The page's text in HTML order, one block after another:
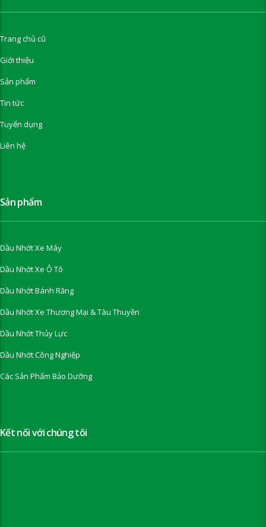
Trang chủ cũ
Giới thiệu
Sản phẩm
Tin tức
Tuyển dụng
Liên hệ
Sản phẩm
Dầu Nhớt Xe Máy
Dầu Nhớt Xe Ô Tô
Dầu Nhớt Bánh Răng
Dầu Nhớt Xe Thương Mại & Tàu Thuyền
Dầu Nhớt Thủy Lực
Dầu Nhớt Công Nghiệp
Các Sản Phẩm Bảo Dưỡng
Kết nối với chúng tôi